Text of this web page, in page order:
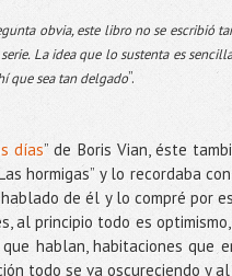
obvia, este libro no se escribió
La idea que lo sustenta es
que sea tan delgado”.
días” de Boris Vian, éste
hormigas” y lo recordaba
de él y lo compré por
al principio todo es
hablan, habitaciones que
todo se va oscureciendo y